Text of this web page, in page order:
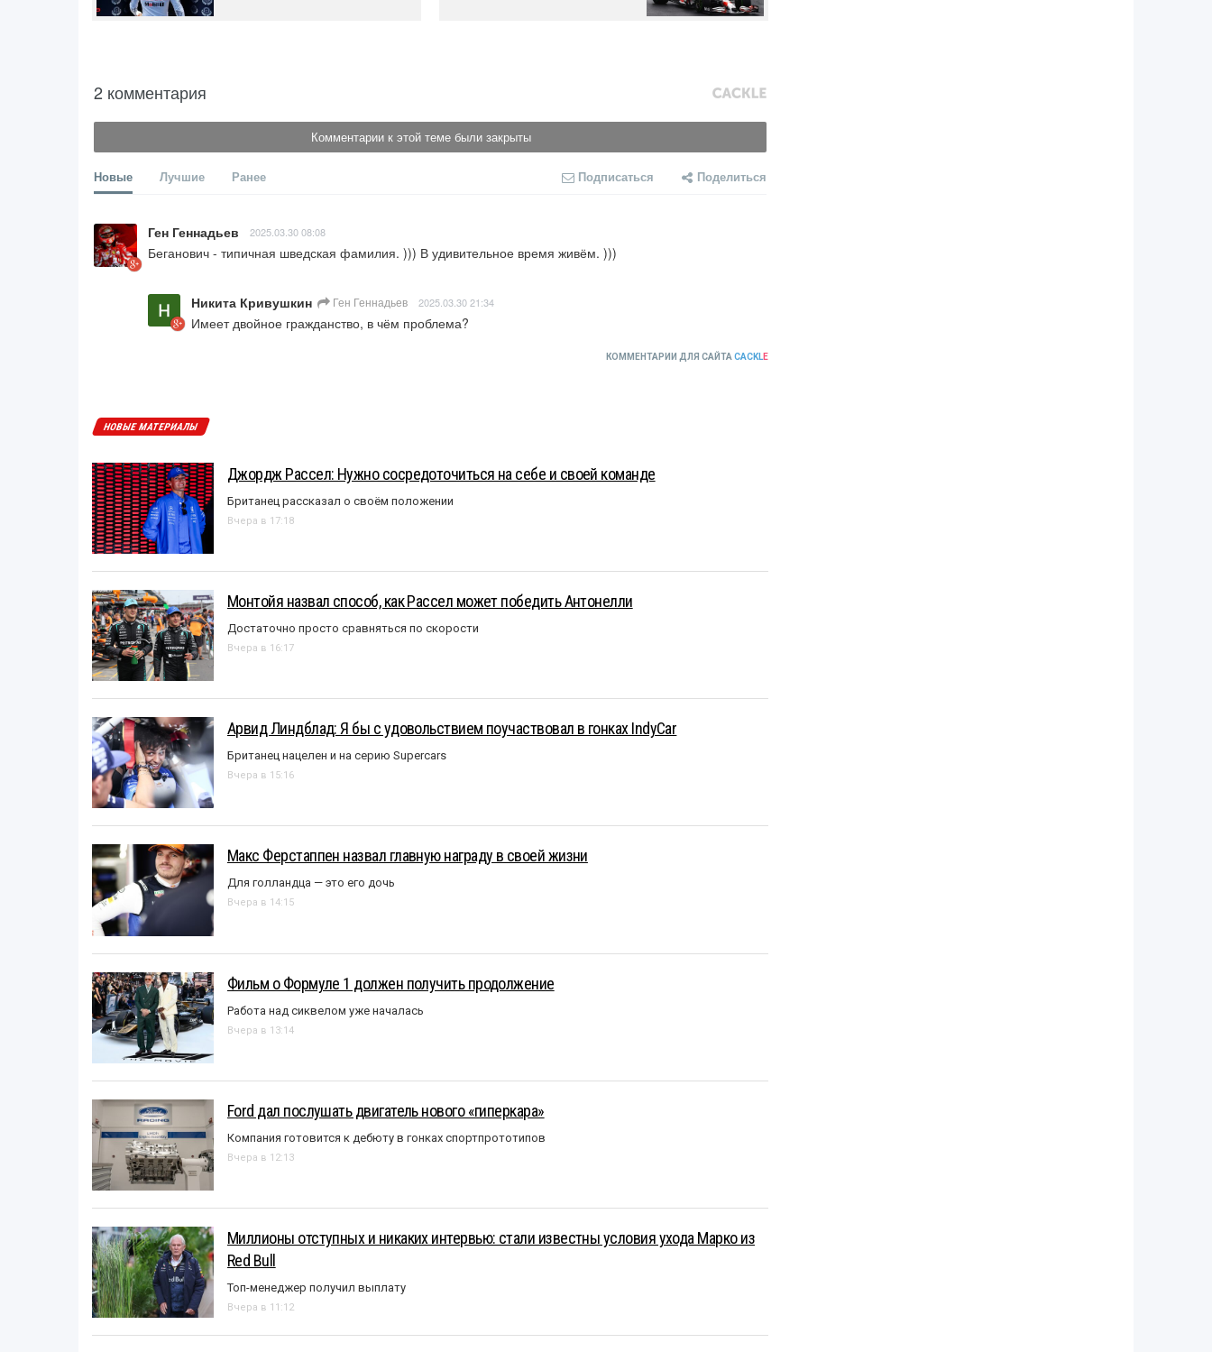
2 комментария
Комментарии к этой теме были закрыты
Новые Лучшие Ранее Подписаться Поделиться
Ген Геннадьев 2025.03.30 08:08
Беганович - типичная шведская фамилия. ))) В удивительное время живём. )))
Никита Кривушкин Ген Геннадьев 2025.03.30 21:34
Имеет двойное гражданство, в чём проблема?
КОММЕНТАРИИ ДЛЯ САЙТА CACKLE
НОВЫЕ МАТЕРИАЛЫ
Джордж Рассел: Нужно сосредоточиться на себе и своей команде
Британец рассказал о своём положении
Вчера в 17:18
Монтойя назвал способ, как Рассел может победить Антонелли
Достаточно просто сравняться по скорости
Вчера в 16:17
Арвид Линдблад: Я бы с удовольствием поучаствовал в гонках IndyCar
Британец нацелен и на серию Supercars
Вчера в 15:16
Макс Ферстаппен назвал главную награду в своей жизни
Для голландца — это его дочь
Вчера в 14:15
Фильм о Формуле 1 должен получить продолжение
Работа над сиквелом уже началась
Вчера в 13:14
Ford дал послушать двигатель нового «гиперкара»
Компания готовится к дебюту в гонках спортпрототипов
Вчера в 12:13
Миллионы отступных и никаких интервью: стали известны условия ухода Марко из
Red Bull
Топ-менеджер получил выплату
Вчера в 11:12